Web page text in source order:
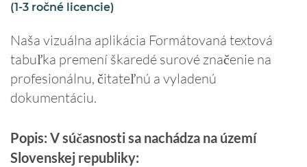
(1-3 ročné licencie)
Naša vizuálna aplikácia Formátovaná textová
tabuľka premení škaredé surové značenie na
profesionálnu, čitateľnú a vyladenú
dokumentáciu.
Popis: V súčasnosti sa nachádza na území
Slovenskej republiky: